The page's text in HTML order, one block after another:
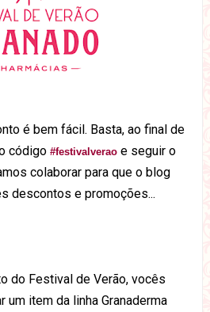
é bem fácil. Basta, ao final de
código #festivalverao e seguir o
colaborar para que o blog
descontos e promoções...
do Festival de Verão, vocês
um item da linha Granaderma